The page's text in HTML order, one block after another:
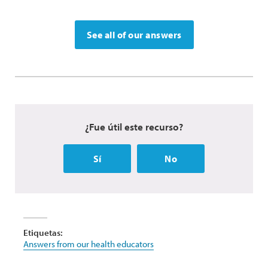
See all of our answers
¿Fue útil este recurso?
Sí No
Etiquetas:
Answers from our health educators